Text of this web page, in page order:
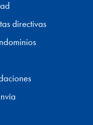
directivas